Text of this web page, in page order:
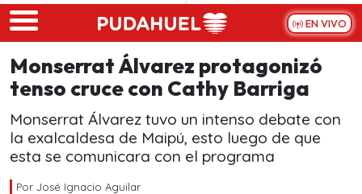
Skip to main content
EN VIVO
Monserrat Álvarez protagonizó
tenso cruce con Cathy Barriga
Monserrat Álvarez tuvo un intenso debate con
la exalcaldesa de Maipú, esto luego de que
esta se comunicara con el programa
Por José Ignacio Aguilar